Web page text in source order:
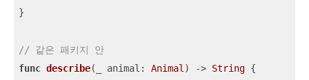
}
// 같은 패키지 안
func describe( animal : Animal ) -> String {